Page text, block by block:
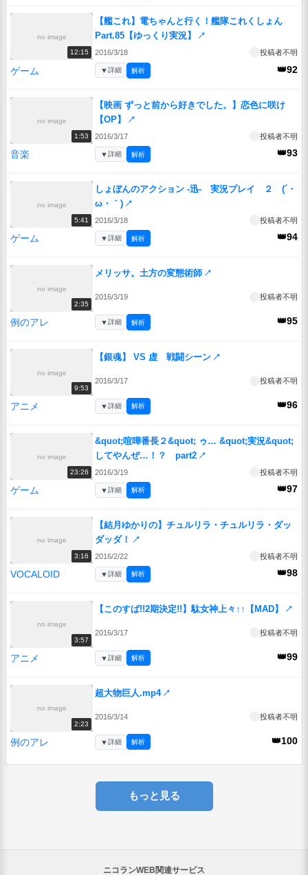
no image
12:15
【艦これ】電ちゃんと行く！艦隊これくしょん
Part.85【ゆっくり実況】
↗
2016/3/18 投稿者不明
ゲーム 👑92
▼詳細 解析
no image
1:53
【映画 ずっと前から好きでした。】恋色に咲け
【OP】
↗
2016/3/17 投稿者不明
音楽 👑93
▼詳細 解析
no image
5:41
しょぼんのアクション -迅- 実況プレイ ２ (´・
ω・｀) ↗
2016/3/18 投稿者不明
ゲーム 👑94
▼詳細 解析
no image
2:35
メリッサ。土方の変態術師 ↗
2016/3/19 投稿者不明
例のアレ 👑95
▼詳細 解析
no image
9:53
【銀魂】 VS 虚 戦闘シーン ↗
2016/3/17 投稿者不明
アニメ 👑96
▼詳細 解析
no image
23:26
&quot;喧嘩番長２&quot; ゥ… &quot;実況&quot;
してやんぜ…！？ part2 ↗
2016/3/19 投稿者不明
ゲーム 👑97
▼詳細 解析
no image
3:16
【結月ゆかりの】チュルリラ・チュルリラ・ダッ
ダッダ！
↗
2016/2/22 投稿者不明
VOCALOID 👑98
▼詳細 解析
no image
3:57
【このすば!!2期決定!!】駄女神上々↑↑【MAD】 ↗
2016/3/17 投稿者不明
アニメ 👑99
▼詳細 解析
no image
2:23
超大物巨人.mp4 ↗
2016/3/14 投稿者不明
例のアレ 👑100
▼詳細 解析
もっと見る
ニコランWEB関連サービス